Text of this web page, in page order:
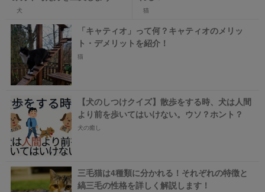
犬 猫
「キャティオ」って何？キャティオのメリッ
ト・デメリットを紹介！
猫
【犬のしつけクイズ】散歩をする時、犬は人間
より前を歩いてはいけない。ウソ？ホント？
犬の癒し
三毛猫は4種類に分かれる！それぞれの特徴と
縞三毛の性格を詳しく解説します！